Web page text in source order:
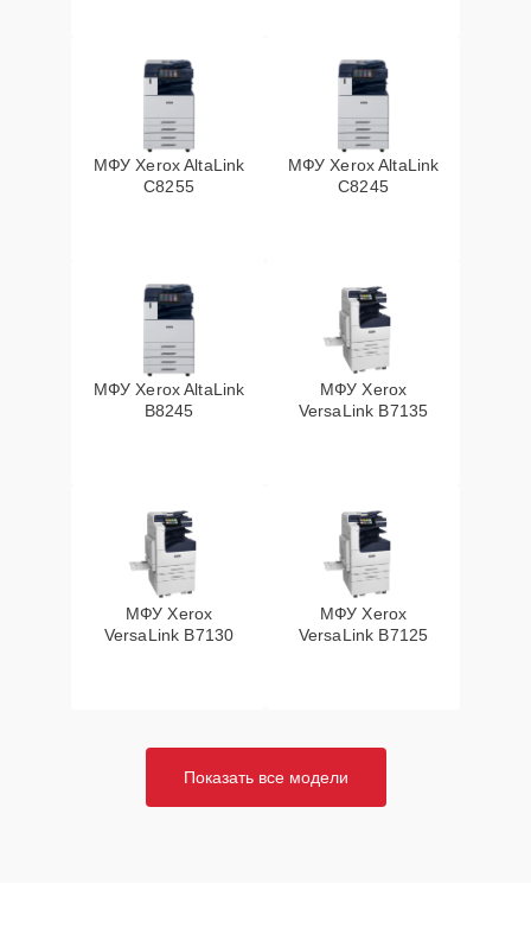
МФУ Xerox AltaLink
C8255
МФУ Xerox AltaLink
C8245
МФУ Xerox AltaLink
B8245
МФУ Xerox
VersaLink B7135
МФУ Xerox
VersaLink B7130
МФУ Xerox
VersaLink B7125
Показать все модели